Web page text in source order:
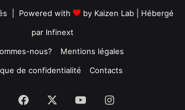
| Powered with
by Kaizen Lab | Hébergé
par Infinext
nous?
Mentions légales
de confidentialité
Contacts
RSS Facebook YouTubeInstagram